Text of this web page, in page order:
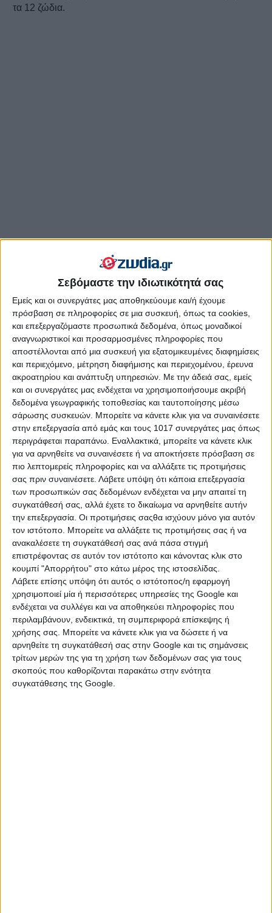
Σεβόμαστε την ιδιωτικότητά σας
Εμείς και οι συνεργάτες μας αποθηκεύουμε και/ή έχουμε
πρόσβαση σε πληροφορίες σε μια συσκευή, όπως τα cookies,
και επεξεργαζόμαστε προσωπικά δεδομένα, όπως μοναδικοί
αναγνωριστικοί και προσαρμοσμένες πληροφορίες που
αποστέλλονται από μια συσκευή για εξατομικευμένες διαφημίσεις
και περιεχόμενο, μέτρηση διαφήμισης και περιεχομένου, έρευνα
ακροατηρίου και ανάπτυξη υπηρεσιών. Με την άδειά σας, εμείς
και οι συνεργάτες μας ενδέχεται να χρησιμοποιήσουμε ακριβή
δεδομένα γεωγραφικής τοποθεσίας και ταυτοποίησης μέσω
σάρωσης συσκευών. Μπορείτε να κάνετε κλικ για να συναινέσετε
στην επεξεργασία από εμάς και τους 1017 συνεργάτες μας όπως
περιγράφεται παραπάνω. Εναλλακτικά, μπορείτε να κάνετε κλικ
για να αρνηθείτε να συναινέσετε ή να αποκτήσετε πρόσβαση σε
πιο λεπτομερείς πληροφορίες και να αλλάξετε τις προτιμήσεις
σας πριν συναινέσετε. Λάβετε υπόψη ότι κάποια επεξεργασία
των προσωπικών σας δεδομένων ενδέχεται να μην απαιτεί τη
συγκατάθεσή σας, αλλά έχετε το δικαίωμα να αρνηθείτε αυτήν
την επεξεργασία. Οι προτιμήσεις σαςθα ισχύουν μόνο για αυτόν
τον ιστότοπο. Μπορείτε να αλλάξετε τις προτιμήσεις σας ή να
ανακαλέσετε τη συγκατάθεσή σας ανά πάσα στιγμή
επιστρέφοντας σε αυτόν τον ιστότοπο και κάνοντας κλικ στο
κουμπί "Απορρήτου" στο κάτω μέρος της ιστοσελίδας.
Λάβετε επίσης υπόψη ότι αυτός ο ιστότοπος/η εφαρμογή
χρησιμοποιεί μία ή περισσότερες υπηρεσίες της Google και
ενδέχεται να συλλέγει και να αποθηκεύει πληροφορίες που
περιλαμβάνουν, ενδεικτικά, τη συμπεριφορά επίσκεψης ή
χρήσης σας. Μπορείτε να κάνετε κλικ για να δώσετε ή να
αρνηθείτε τη συγκατάθεσή σας στην Google και τις σημάνσεις
τρίτων μερών της για τη χρήση των δεδομένων σας για τους
σκοπούς που καθορίζονται παρακάτω στην ενότητα
συγκατάθεσης της Google.
τα 12 ζώδια.
Διαλέξτε το άρθρο που σας απασχολεί και διαβάστε τις
αστρολογικές αναλύσεις για το ζώδιό σας στην αγάπη και
τις σχέσεις:
Γιορτάστε την Εαρινή Ισημερία,
καλωσορίστε την Άνοιξη στην
καρδιά σας!
Όλα ή τίποτα: Τα 4 ζώδια που αν
δεν νιώσουν την έκρηξη του
πάθους, φεύγουν χωρίς δεύτερη
σκέψη!
Άνοιξη και έρωτας: Τι περιμένει τα
ζώδια την Άνοιξη;
Spring Hearts: Αστρολογικές
ανοιξιάτικες προβλέψεις 2026.